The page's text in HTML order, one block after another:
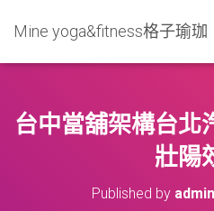
Mine yoga&fitness格子瑜珈
台中當舖架構台北
壯陽
Published by admin